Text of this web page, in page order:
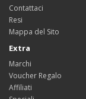
Contattaci
Resi
Mappa del Sito
Extra
Marchi
Voucher Regalo
Affiliati